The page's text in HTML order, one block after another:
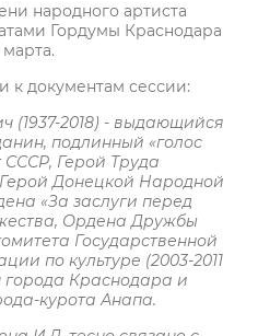
народного артиста
Гордумы Краснодара
к документам сессии:
(1937-2018) - выдающийся
подлинный «голос
Герой Труда
Донецкой Народной
«За заслуги перед
Ордена Дружбы
Государственной
по культуре (2003-2011
города Краснодара и
курота Анапа.